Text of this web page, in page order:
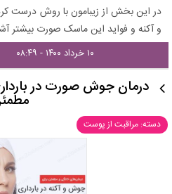
در این بخش از زیبامون با روش درست
و آکنه و فواید این ماسک صورت بیشتر
۱۰ خرداد ۱۴۰۰ - ۰۸:۴۹
درمان جوش صورت در
دسته: مراقبت از پوست